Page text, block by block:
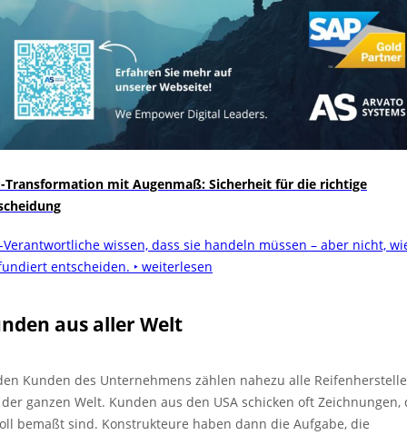
Transformation mit Augenmaß: Sicherheit für die richtige
Verantwortliche wissen, dass sie handeln müssen – aber nicht,
entscheiden. ‣ weiterlesen
aus aller Welt
Kunden des Unternehmens zählen nahezu alle
ganzen Welt. Kunden aus den USA schicken oft Zeichnungen,
bemaßt sind. Konstrukteure haben dann die Aufgabe, die